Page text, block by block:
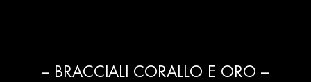
– BRACCIALI CORALLO E ORO –